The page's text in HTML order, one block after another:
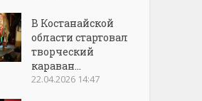
В Костанайской
области стартовал
творческий
караван...
22.04.2026 14:47